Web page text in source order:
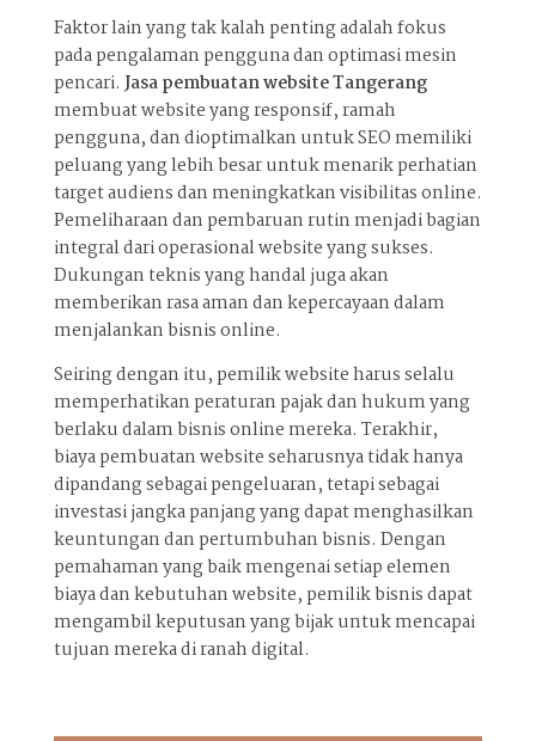
Faktor lain yang tak kalah penting adalah fokus
pada pengalaman pengguna dan optimasi mesin
pencari. Jasa pembuatan website Tangerang
membuat website yang responsif, ramah
pengguna, dan dioptimalkan untuk SEO memiliki
peluang yang lebih besar untuk menarik perhatian
target audiens dan meningkatkan visibilitas online.
Pemeliharaan dan pembaruan rutin menjadi bagian
integral dari operasional website yang sukses.
Dukungan teknis yang handal juga akan
memberikan rasa aman dan kepercayaan dalam
menjalankan bisnis online.
Seiring dengan itu, pemilik website harus selalu
memperhatikan peraturan pajak dan hukum yang
berlaku dalam bisnis online mereka. Terakhir,
biaya pembuatan website seharusnya tidak hanya
dipandang sebagai pengeluaran, tetapi sebagai
investasi jangka panjang yang dapat menghasilkan
keuntungan dan pertumbuhan bisnis. Dengan
pemahaman yang baik mengenai setiap elemen
biaya dan kebutuhan website, pemilik bisnis dapat
mengambil keputusan yang bijak untuk mencapai
tujuan mereka di ranah digital.